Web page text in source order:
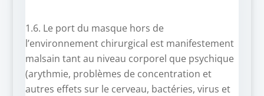
1.6. Le port du masque hors de
l’environnement chirurgical est manifestement
malsain tant au niveau corporel que psychique
(arythmie, problèmes de concentration et
autres effets sur le cerveau, bactéries, virus et